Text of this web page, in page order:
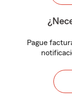
Pague